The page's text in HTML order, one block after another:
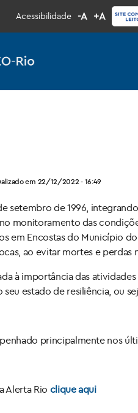
Acessibilidade -A +A
em 22/12/2022 - 16:49
setembro de 1996,
no monitoramento das
em Encostas do Município
ao evitar mortes e
à importância das
estado de resiliência, ou
principalmente nos
Alerta Rio clique aqui